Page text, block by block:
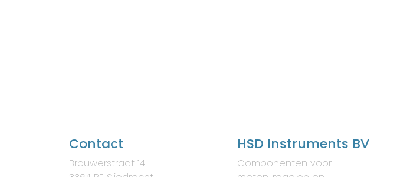
Contact
Brouwerstraat 14
HSD Instruments BV
Componenten voor